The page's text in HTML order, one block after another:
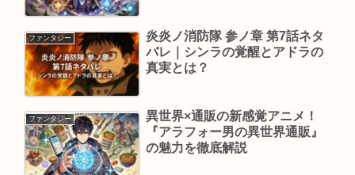
ファンタジー
炎炎ノ消防隊 参ノ章 第7話ネタ
バレ｜シンラの覚醒とアドラの
真実とは？
ファンタジー
異世界×通販の新感覚アニメ！
『アラフォー男の異世界通販』
の魅力を徹底解説